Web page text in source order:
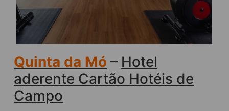
Quinta da Mó – Hotel
aderente Cartão Hotéis de
Campo